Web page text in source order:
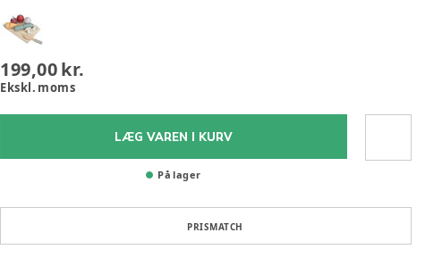
199,00 kr.
Ekskl. moms
LÆG VAREN I KURV
På lager
PRISMATCH